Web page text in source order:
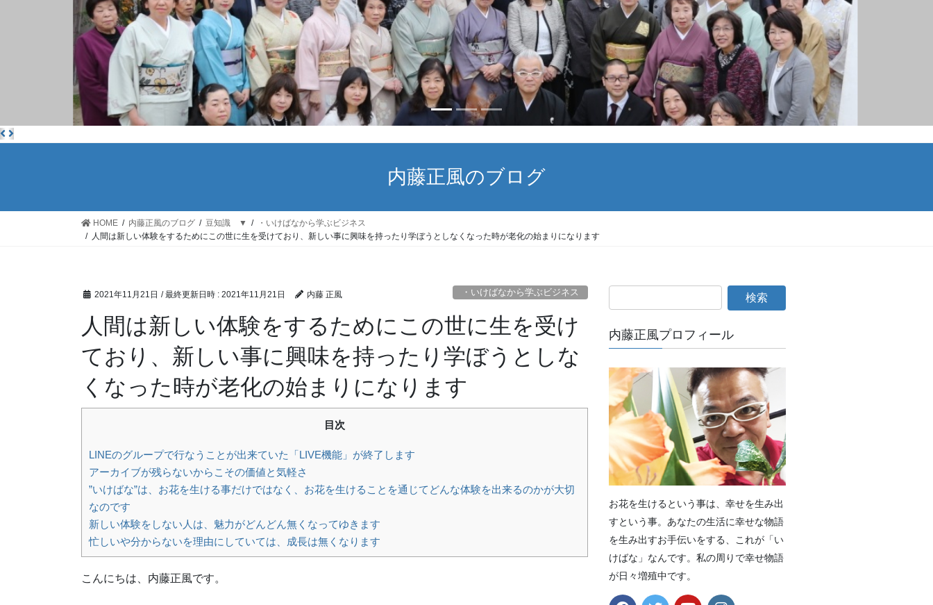
内藤正風のブログ
HOME 内藤正風のブログ 豆知識 ▼
・いけばなから学ぶビジネス
人間は新しい体験をするためにこの世に生を受けており、新しい事に興味を持ったり学ぼうとしなくなった時が老化の始まりになります
2021年11月21日 / 最終更新日時 : 2021年11月21日 内藤 正風 ・いけばなから学ぶビジネス
人間は新しい体験をするためにこの世に生を受け
ており、新しい事に興味を持ったり学ぼうとしな
くなった時が老化の始まりになります
目次
LINEのグループで行なうことが出来ていた「LIVE機能」が終了します
アーカイブが残らないからこその価値と気軽さ
”いけばな”は、お花を生ける事だけではなく、お花を生けることを通じてどんな体験を出来るのかが大切
なのです
新しい体験をしない人は、魅力がどんどん無くなってゆきます
忙しいや分からないを理由にしていては、成長は無くなります
こんにちは、内藤正風です。
内藤正風プロフィール
お花を生けるという事は、幸せを生み出
すという事。あなたの生活に幸せな物語
を生み出すお手伝いをする、これが「い
けばな」なんです。私の周りで幸せ物語
が日々増殖中です。